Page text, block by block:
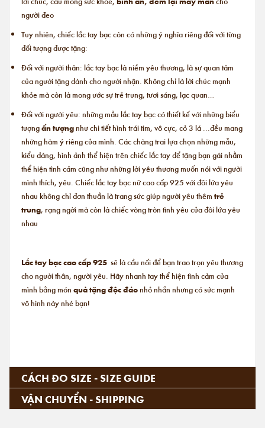
người đeo
Tuy nhiên, chiếc lắc tay bạc còn có những ý nghĩa riêng đối với từng
đối tượng được tặng:
Đối với người thân: lắc tay bạc là niềm yêu thương, là sự quan tâm
của người tặng dành cho người nhận. Không chỉ là lời chúc mạnh
khỏe mà còn là mong ước sự trẻ trung, tươi sáng, lạc quan…
Đối với người yêu: những mẫu lắc tay bạc có thiết kế với những biểu
tượngấn tượngnhư chi tiết hình trái tim, vô cực, cỏ 3 lá ...đều mang
những hàm ý riêng của mình. Các chàng trai lựa chọn những mẫu,
kiểu dáng, hình ảnh thể hiện trên chiếc lắc tay để tặng bạn gái nhằm
thể hiện tình cảm cũng như những lời yêu thương muốn nói với người
mình thích, yêu. Chiếclắc tay bạc nữ cao cấp925 với đôi lứa yêu
nhau không chỉ đơn thuần là trang sức giúp người yêu thêm trẻ
trung, rạng ngời mà còn là chiếc vòng tròn tình yêu của đôi lứa yêu
nhau
Lắc tay bạc cao cấp 925 sẽ là cầu nối để bạn trao trọn yêu thương
cho người thân, người yêu. Hãy nhanh tay thể hiện tình cảm của
mình bằng món quà tặng độc đáonhỏ nhắn nhưng có sức mạnh
vô hình này nhé bạn!
CÁCH ĐO SIZE - SIZE GUIDE
VẬN CHUYỂN - SHIPPING